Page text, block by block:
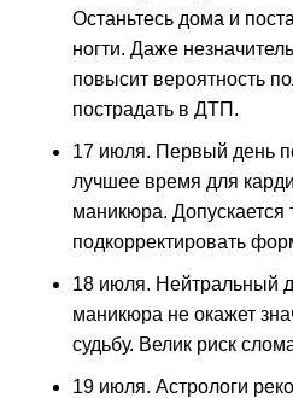
Останьтесь дома и
ногти. Даже
повысит вероятность
пострадать в ДТП.
17 июля. Первый день
лучшее время для
маникюра. Допускается
подкорректировать
18 июля. Нейтральный
маникюра не окажет
судьбу. Велик риск
19 июля. Астрологи